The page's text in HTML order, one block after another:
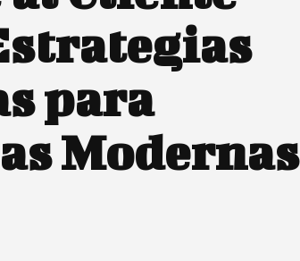
para
Modernas